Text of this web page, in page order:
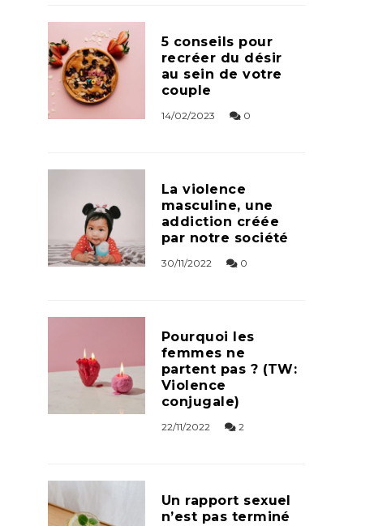
5 conseils pour
recréer du désir
au sein de votre
couple
14/02/2023 0
La violence
masculine, une
addiction créée
par notre société
30/11/2022 0
Pourquoi les
femmes ne
partent pas ? (TW:
Violence
conjugale)
22/11/2022 2
Un rapport sexuel
n’est pas terminé